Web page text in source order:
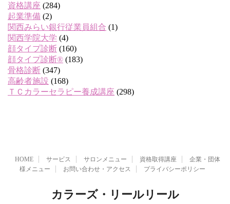
資格講座 (284)
起業準備 (2)
関西みらい銀行従業員組合 (1)
関西学院大学 (4)
顔タイプ診断 (160)
顔タイプ診断® (183)
骨格診断 (347)
高齢者施設 (168)
ＴＣカラーセラピー養成講座 (298)
HOME サービス サロンメニュー 資格取得講座
企業・団体
様メニュー
お問い合わせ・アクセス プライバシーポリシー
カラーズ・リールリール